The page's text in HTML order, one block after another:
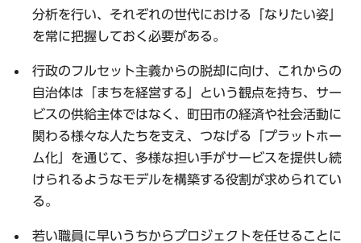
分析を行い、それぞれの世代における「なりたい姿」
を常に把握しておく必要がある。
行政のフルセット主義からの脱却に向け、これからの
自治体は「まちを経営する」という観点を持ち、サー
ビスの供給主体ではなく、町田市の経済や社会活動に
関わる様々な人たちを支え、つなげる「プラットホー
ム化」を通じて、多様な担い手がサービスを提供し続
けられるようなモデルを構築する役割が求められてい
る。
若い職員に早いうちからプロジェクトを任せることに